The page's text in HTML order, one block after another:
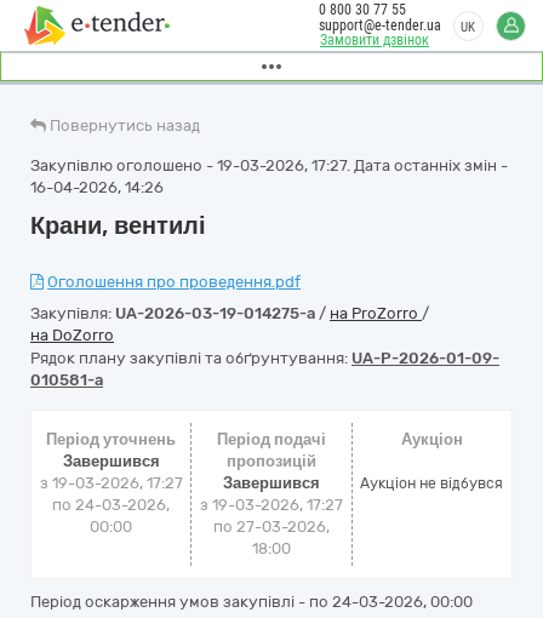
Замовити дзвінок
0 800 30 77 55
support@e-tender.ua
UK
Повернутись назад
Закупівлю оголошено - 19-03-2026, 17:27. Дата останніх змін -
16-04-2026, 14:26
Крани, вентилі
Оголошення про проведення.pdf
Закупівля: UA-2026-03-19-014275-a / на ProZorro /
на DoZorro
Рядок плану закупівлі та обґрунтування: UA-P-2026-01-09-
010581-a
Період уточнень
Завершився
з 19-03-2026, 17:27
по 24-03-2026,
00:00
Період подачі
пропозицій
Завершився
з 19-03-2026, 17:27
по 27-03-2026,
18:00
Аукціон
Аукціон не відбувся
Період оскарження умов закупівлі - по 24-03-2026, 00:00